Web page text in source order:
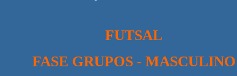
FUTSAL
FASE GRUPOS - MASCULINO